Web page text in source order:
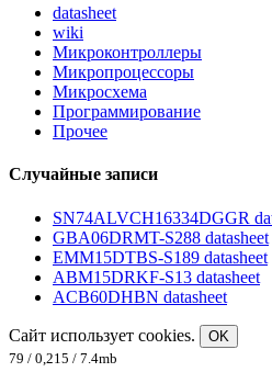
datasheet
wiki
Микроконтроллеры
Микропроцессоры
Микросхема
Программирование
Прочее
Случайные записи
SN74ALVCH16334DGGR
GBA06DRMT-S288 datasheet
EMM15DTBS-S189 datasheet
ABM15DRKF-S13 datasheet
ACB60DHBN datasheet
Сайт использует cookies.
OK
79 / 0,215 / 7.4mb